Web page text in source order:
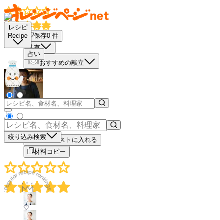
レシピ
Recipe
占い
絞り込み検索
保存0 件
共有
おすすめの献立
－
＋
買い物リストに入れる
材料コピー